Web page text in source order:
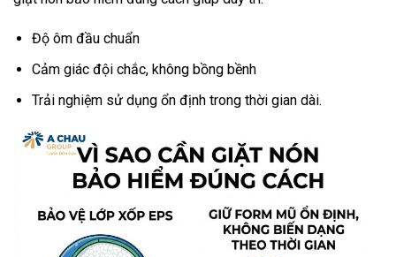
Độ ôm đầu chuẩn
Cảm giác đội chắc, không bồng bềnh
Trải nghiệm sử dụng ổn định trong thời gian dài.